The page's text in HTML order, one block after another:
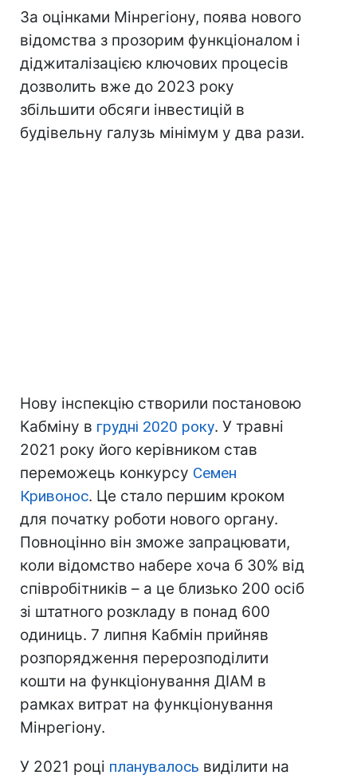
За оцінками Мінрегіону, поява нового
відомства з прозорим функціоналом і
діджиталізацією ключових процесів
дозволить вже до 2023 року
збільшити обсяги інвестицій в
будівельну галузь мінімум у два рази.
Нову інспекцію створили постановою
Кабміну в грудні 2020 року. У травні
2021 року його керівником став
переможець конкурсу Семен
Кривонос. Це стало першим кроком
для початку роботи нового органу.
Повноцінно він зможе запрацювати,
коли відомство набере хоча б 30% від
співробітників – а це близько 200 осіб
зі штатного розкладу в понад 600
одиниць. 7 липня Кабмін прийняв
розпорядження перерозподілити
кошти на функціонування ДІАМ в
рамках витрат на функціонування
Мінрегіону.
У 2021 році планувалось виділити на